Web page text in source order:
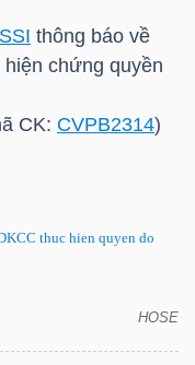
SSI thông báo về
chứng quyền
CK: CVPB2314)
thuc hien quyen do
HOSE